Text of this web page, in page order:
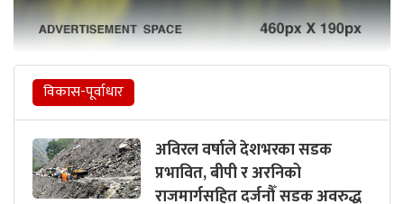
विकास-पूर्वाधार
अविरल वर्षाले देशभरका सडक
प्रभावित, बीपी र अरनिको
राजमार्गसहित दर्जनौँ सडक अवरुद्ध